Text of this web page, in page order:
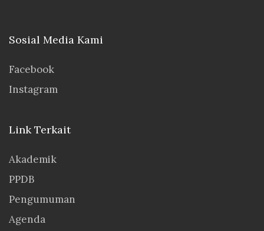
Sosial Media Kami
Facebook
Instagram
Link Terkait
Akademik
PPDB
Pengumuman
Agenda